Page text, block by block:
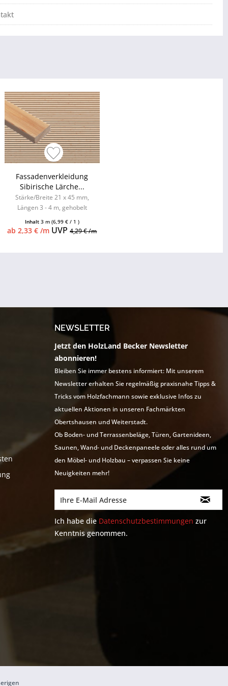
Fassadenverkleidung
Sibirische Lärche...
Stärke/Breite 21 x 45 mm,
Längen 3 - 4 m, gehobelt
Inhalt 3 m (6,99 € / 1 )
ab 2,33 € /m UVP4,29 € /m
NEWSLETTER
Jetzt den HolzLand Becker Newsletter
abonnieren!
Bleiben Sie immer bestens informiert: Mit unserem
Newsletter erhalten Sie regelmäßig praxisnahe Tipps &
Tricks vom Holzfachmann sowie exklusive Infos zu
aktuellen Aktionen in unseren Fachmärkten
Obertshausen und Weiterstadt.
Ob Boden- und Terrassenbeläge, Türen, Gartenideen,
Saunen, Wand- und Deckenpaneele oder alles rund um
den Möbel- und Holzbau – verpassen Sie keine
Neuigkeiten mehr!
Ich habe die Datenschutzbestimmungen zur
Kenntnis genommen.